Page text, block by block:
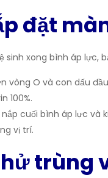
đặt
sinh xong bình áp lực,
vòng O và con dấu
100%.
nắp cuối bình áp lực
vị trí.
trùng